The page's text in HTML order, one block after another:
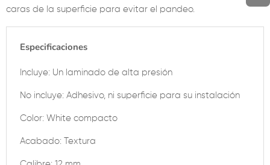
caras de la superficie para evitar el pandeo.
Especificaciones
Incluye: Un laminado de alta presión
No incluye: Adhesivo, ni superficie para su instalación
Color: White compacto
Acabado: Textura